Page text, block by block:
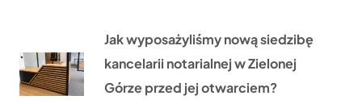
Jak wyposażyliśmy nową siedzibę
kancelarii notarialnej w Zielonej
Górze przed jej otwarciem?